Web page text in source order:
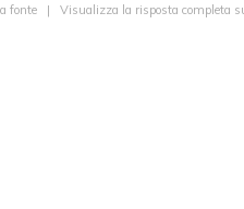
fonte | Visualizza la risposta completa